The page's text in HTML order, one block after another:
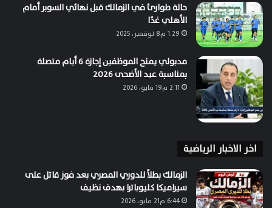
حالة طوارئ في الزمالك قبل نهائي السوبر أمام
الأهلي غدًا
1:29 م8 نوفمبر، 2025
مدبولي يمنح الموظفين إجازة 6 أيام متصلة
بمناسبة عيد الأضحى 2026
2:11 م19 مايو، 2026
اخر الاخبار الرياضية
الزمالك بطلاً للدوري المصري بعد فوز قاتل على
سيراميكا كليوباترا بهدف نظيف
6:44 م21 مايو، 2026